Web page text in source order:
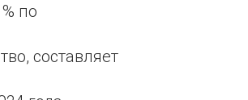
по
составляет